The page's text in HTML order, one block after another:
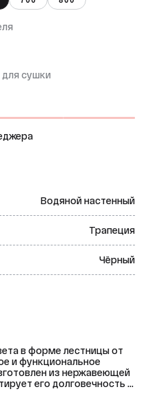
сушки
Водяной настенный
Трапеция
Чёрный
в форме лестницы от
и функциональное
из нержавеющей
его долговечность и